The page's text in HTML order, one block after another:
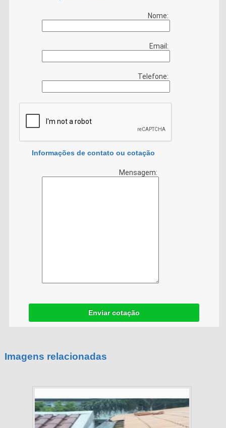
Nome:
Email:
Telefone:
Informações de contato ou cotação
Mensagem:
Enviar cotação
Imagens relacionadas